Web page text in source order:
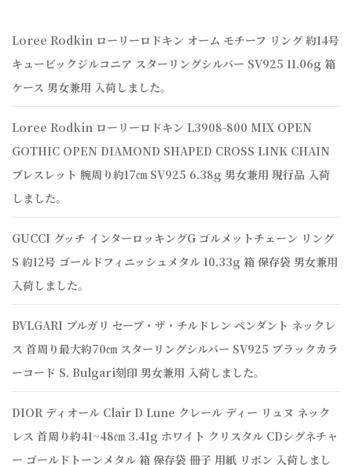
Loree Rodkin ローリーロドキン オーム モチーフ リング 約14号
キュービックジルコニア スターリングシルバー SV925 11.06g 箱
ケース 男女兼用 入荷しました。
Loree Rodkin ローリーロドキン L3908-800 MIX OPEN
GOTHIC OPEN DIAMOND SHAPED CROSS LINK CHAIN
ブレスレット 腕周り約17㎝ SV925 6.38g 男女兼用 現行品 入荷
しました。
GUCCI グッチ インターロッキングG ゴルメットチェーン リング
S 約12号 ゴールドフィニッシュメタル 10.33g 箱 保存袋 男女兼用
入荷しました。
BVLGARI ブルガリ セーブ・ザ・チルドレン ペンダント ネックレ
ス 首周り最大約70㎝ スターリングシルバー SV925 ブラックカラ
ーコード S. Bulgari刻印 男女兼用 入荷しました。
DIOR ディオール Clair D Lune クレール ディー リュヌ ネック
レス 首周り約41~48㎝ 3.41g ホワイト クリスタル CDシグネチャ
ー ゴールドトーンメタル 箱 保存袋 冊子 用紙 リボン 入荷しまし